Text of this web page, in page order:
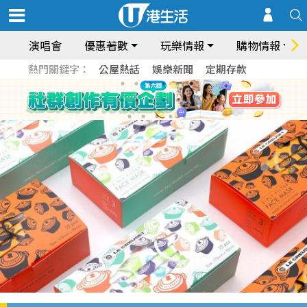
演唱會 優惠著數 玩樂情報 購物情報
熱門關鍵字： 公屋熱話 娛樂新聞 定期存款